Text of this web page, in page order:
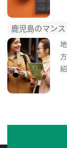
鹿児島のマン